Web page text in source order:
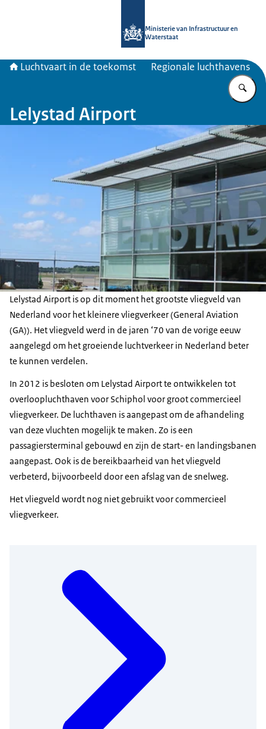
Ministerie van Infrastructuur en
Waterstaat
Luchtvaart in de toekomst Regionale luchthavens
Lelystad Airport
Lelystad Airport is op dit moment het grootste vliegveld van
Nederland voor het kleinere vliegverkeer (General Aviation
(GA)). Het vliegveld werd in de jaren ‘70 van de vorige eeuw
aangelegd om het groeiende luchtverkeer in Nederland beter
te kunnen verdelen.
In 2012 is besloten om Lelystad Airport te ontwikkelen tot
overloopluchthaven voor Schiphol voor groot commercieel
vliegverkeer. De luchthaven is aangepast om de afhandeling
van deze vluchten mogelijk te maken. Zo is een
passagiersterminal gebouwd en zijn de start- en landingsbanen
aangepast. Ook is de bereikbaarheid van het vliegveld
verbeterd, bijvoorbeeld door een afslag van de snelweg.
Het vliegveld wordt nog niet gebruikt voor commercieel
vliegverkeer.